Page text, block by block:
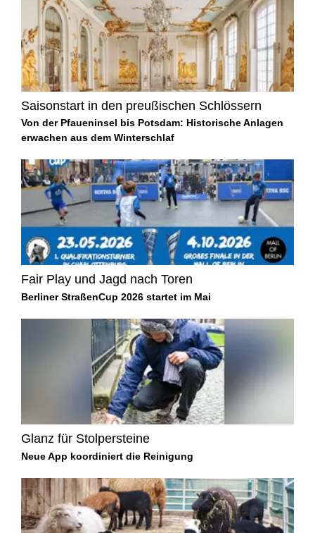
Saisonstart in den preußischen Schlössern
Von der Pfaueninsel bis Potsdam: Historische Anlagen
erwachen aus dem Winterschlaf
Fair Play und Jagd nach Toren
Berliner StraßenCup 2026 startet im Mai
Glanz für Stolpersteine
Neue App koordiniert die Reinigung